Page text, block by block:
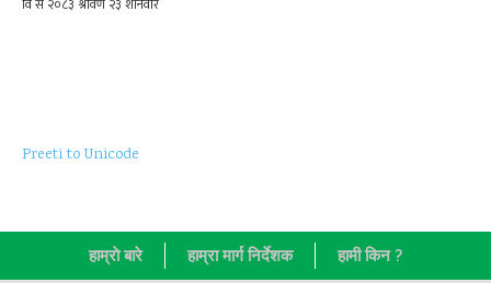
Preeti to Unicode
हाम्राे बारे हाम्रा मार्ग निर्देशक हामी किन ?